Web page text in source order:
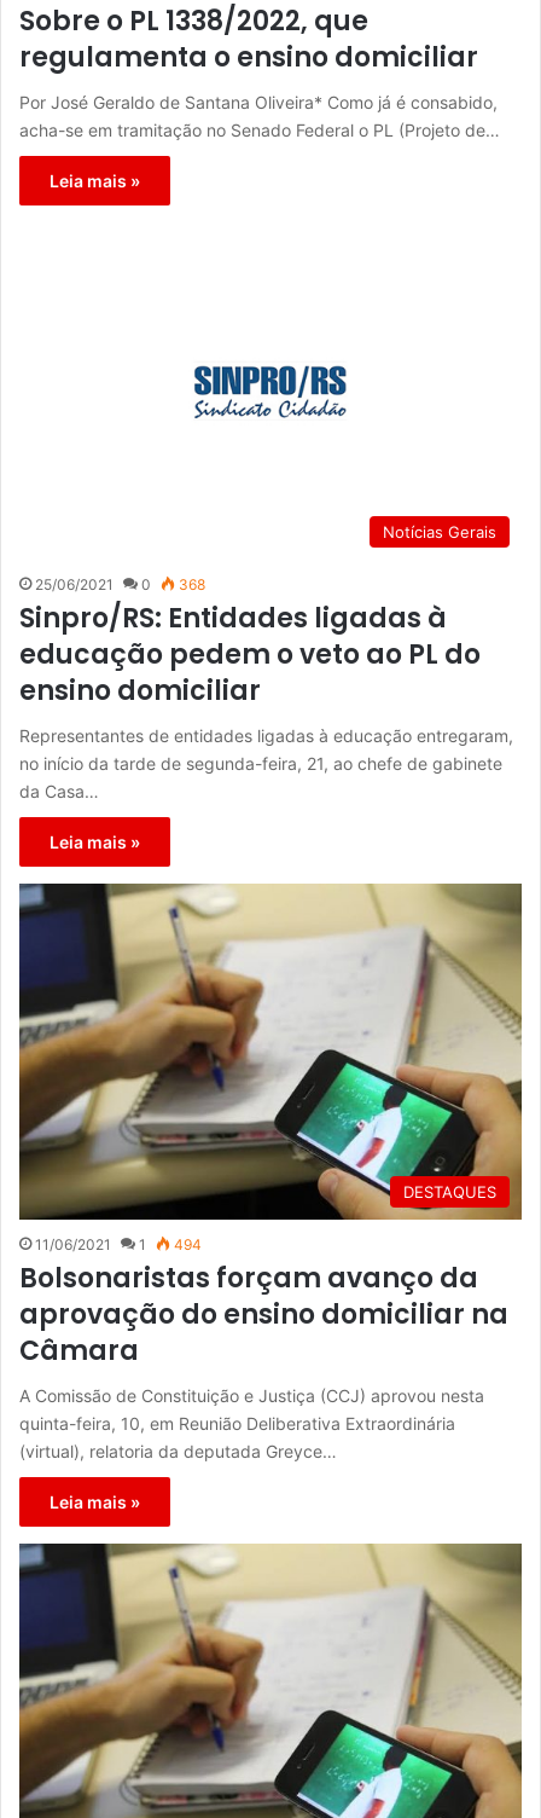
Sobre o PL 1338/2022, que
regulamenta o ensino domiciliar
Por José Geraldo de Santana Oliveira* Como já é consabido,
acha-se em tramitação no Senado Federal o PL (Projeto de…
Leia mais »
Notícias Gerais
25/06/2021 0 368
Sinpro/RS: Entidades ligadas à
educação pedem o veto ao PL do
ensino domiciliar
Representantes de entidades ligadas à educação entregaram,
no início da tarde de segunda-feira, 21, ao chefe de gabinete
da Casa…
Leia mais »
DESTAQUES
11/06/2021 1 494
Bolsonaristas forçam avanço da
aprovação do ensino domiciliar na
Câmara
A Comissão de Constituição e Justiça (CCJ) aprovou nesta
quinta-feira, 10, em Reunião Deliberativa Extraordinária
(virtual), relatoria da deputada Greyce…
Leia mais »